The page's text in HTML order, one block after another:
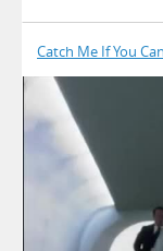
Catch Me If You